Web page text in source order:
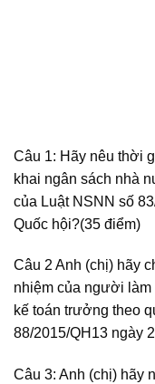
Câu 1: Hãy nêu thời
khai ngân sách nhà
của Luật NSNN số
Quốc hội?(35 điểm)
Câu 2 Anh (chị) hãy
nhiệm của người làm
kế toán trưởng theo
88/2015/QH13 ngày
Câu 3: Anh (chị) hãy